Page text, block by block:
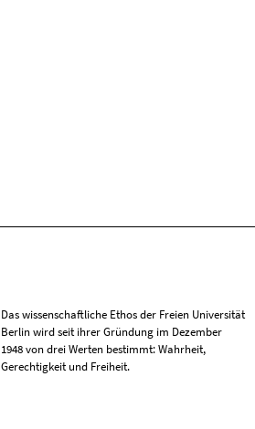
Das wissenschaftliche Ethos der Freien Universität
Berlin wird seit ihrer Gründung im Dezember
1948 von drei Werten bestimmt: Wahrheit,
Gerechtigkeit und Freiheit.